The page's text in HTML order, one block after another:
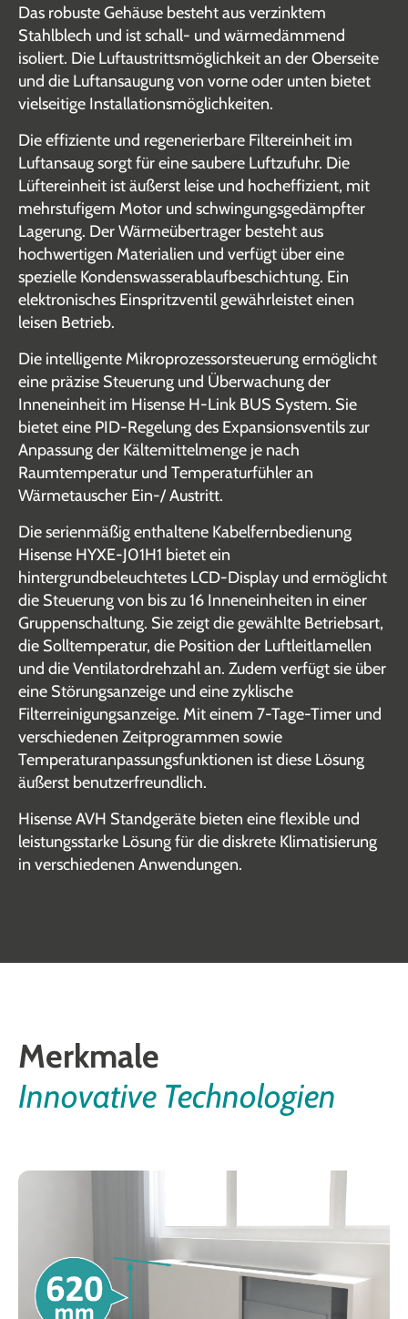
Das robuste Gehäuse besteht aus verzinktem
Stahlblech und ist schall- und wärmedämmend
isoliert. Die Luftaustrittsmöglichkeit an der Oberseite
und die Luftansaugung von vorne oder unten bietet
vielseitige Installationsmöglichkeiten.
Die effiziente und regenerierbare Filtereinheit im
Luftansaug sorgt für eine saubere Luftzufuhr. Die
Lüftereinheit ist äußerst leise und hocheffizient, mit
mehrstufigem Motor und schwingungsgedämpfter
Lagerung. Der Wärmeübertrager besteht aus
hochwertigen Materialien und verfügt über eine
spezielle Kondenswasserablaufbeschichtung. Ein
elektronisches Einspritzventil gewährleistet einen
leisen Betrieb.
Die intelligente Mikroprozessorsteuerung ermöglicht
eine präzise Steuerung und Überwachung der
Inneneinheit im Hisense H-Link BUS System. Sie
bietet eine PID-Regelung des Expansionsventils zur
Anpassung der Kältemittelmenge je nach
Raumtemperatur und Temperaturfühler an
Wärmetauscher Ein-/ Austritt.
Die serienmäßig enthaltene Kabelfernbedienung
Hisense HYXE-J01H1 bietet ein
hintergrundbeleuchtetes LCD-Display und ermöglicht
die Steuerung von bis zu 16 Inneneinheiten in einer
Gruppenschaltung. Sie zeigt die gewählte Betriebsart,
die Solltemperatur, die Position der Luftleitlamellen
und die Ventilatordrehzahl an. Zudem verfügt sie über
eine Störungsanzeige und eine zyklische
Filterreinigungsanzeige. Mit einem 7-Tage-Timer und
verschiedenen Zeitprogrammen sowie
Temperaturanpassungsfunktionen ist diese Lösung
äußerst benutzerfreundlich.
Hisense AVH Standgeräte bieten eine flexible und
leistungsstarke Lösung für die diskrete Klimatisierung
in verschiedenen Anwendungen.
Merkmale
Innovative Technologien